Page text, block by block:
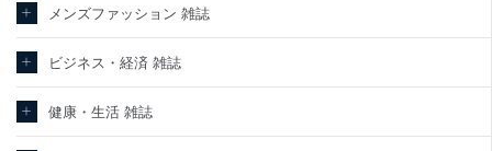
適切、かつ迅速に対応させていただきます。
株式会社富士山マガジンサービス 個人情報問い合わせ係
メンズファッション 雑誌
ビジネス・経済 雑誌
健康・生活 雑誌